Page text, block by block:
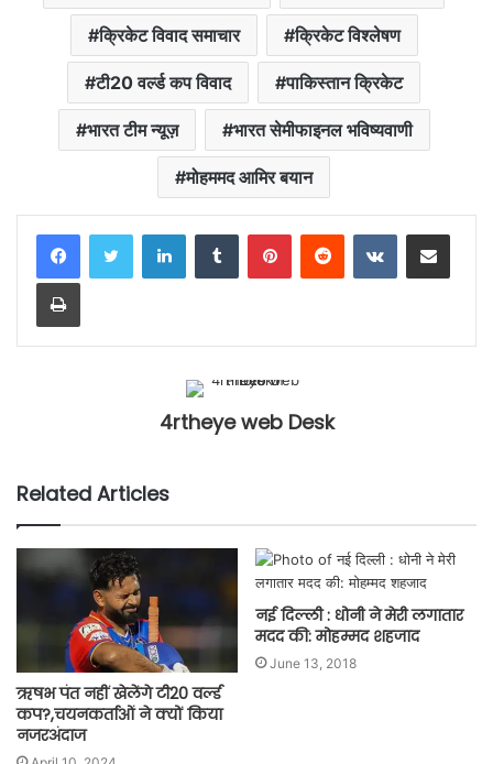
क्रिकेट विवाद समाचार क्रिकेट विश्लेषण
टी20 वर्ल्ड कप विवाद पाकिस्तान क्रिकेट
भारत टीम न्यूज़ भारत सेमीफाइनल भविष्यवाणी
मोहममद आमिर बयान
LinkedInTumblr PinterestReddit VKontakteShare via Email
Print
4rtheye web Desk
Related Articles
ऋषभ पंत नहीं खेलेंगे टी20 वर्ल्ड
कप?,चयनकर्ताओं ने ​क्यों किया
नजरअंदाज
नई दिल्ली : धोनी ने मेरी लगातार
मदद की: मोहम्मद शहजाद
June 13, 2018